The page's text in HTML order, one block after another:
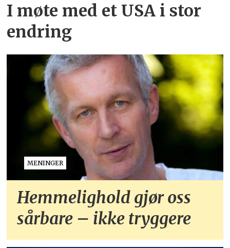
I møte med et USA i stor
endring
MENINGER
Hemmelighold gjør oss
sårbare – ikke tryggere